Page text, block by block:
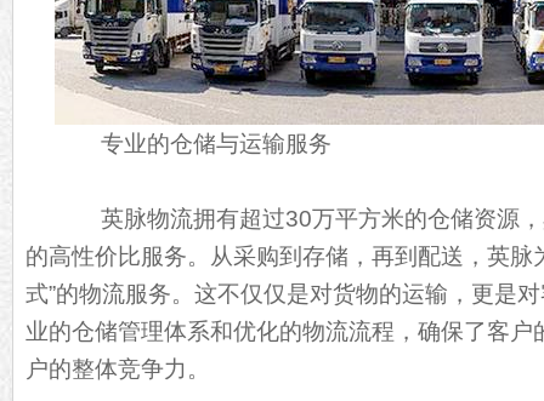
专业的仓储与运输服务
英脉物流拥有超过30万平方米的仓储资源，
的高性价比服务。从采购到存储，再到配送，英脉
式”的物流服务。这不仅仅是对货物的运输，更是
业的仓储管理体系和优化的物流流程，确保了客
户的整体竞争力。